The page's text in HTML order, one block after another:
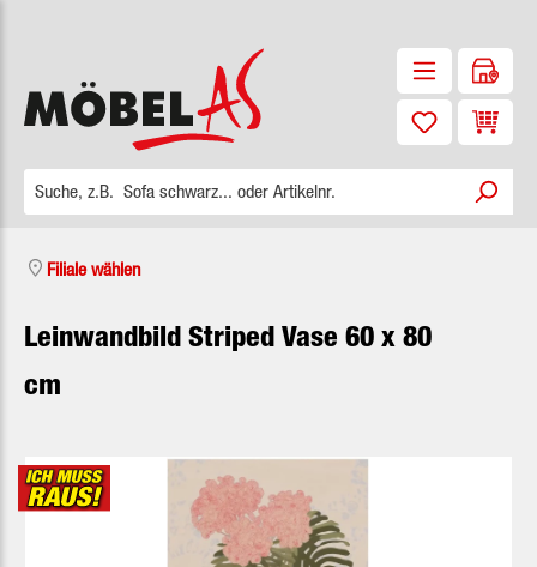
Filiale wählen
Leinwandbild Striped Vase 60 x 80
cm
Bildergalerie überspringen